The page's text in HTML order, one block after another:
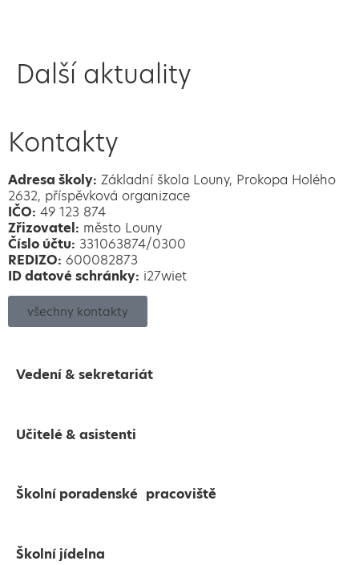
Další aktuality
Kontakty
Adresa školy: Základní škola Louny, Prokopa Holého
2632, příspěvková organizace
IČO: 49 123 874
Zřizovatel: město Louny
Číslo účtu: 331063874/0300
REDIZO: 600082873
ID datové schránky: i27wiet
všechny kontakty
Vedení & sekretariát
Učitelé & asistenti
Školní poradenské pracoviště
Školní jídelna